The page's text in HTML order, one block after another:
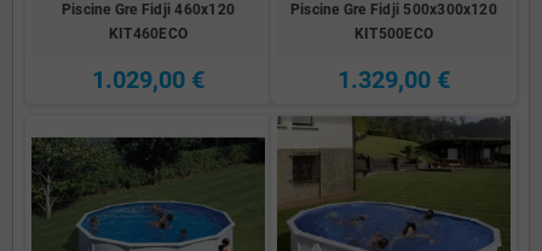
Piscine Gre Fidji 460x120
KIT460ECO
1.029,00 €
Piscine Gre Fidji 500x300x120
KIT500ECO
1.329,00 €